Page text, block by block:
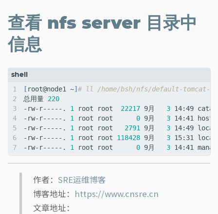
查看 nfs server 目录中
信息
4
6
7
[root@node1 ~] # ll /home/bsh/nfs/default-tomcat-
总用量 220
-rw-r-----. 1 root root 22217 9月 3
-rw-r-----. 1 root root 0 9月 3
-rw-r-----. 1 root root 2791 9月 3
-rw-r-----. 1 root root 118428 9月 3
-rw-r-----. 1 root root 0 9月 3
作者： SRE运维博客
博客地址： https://www.cnsre.cn
文章地址：